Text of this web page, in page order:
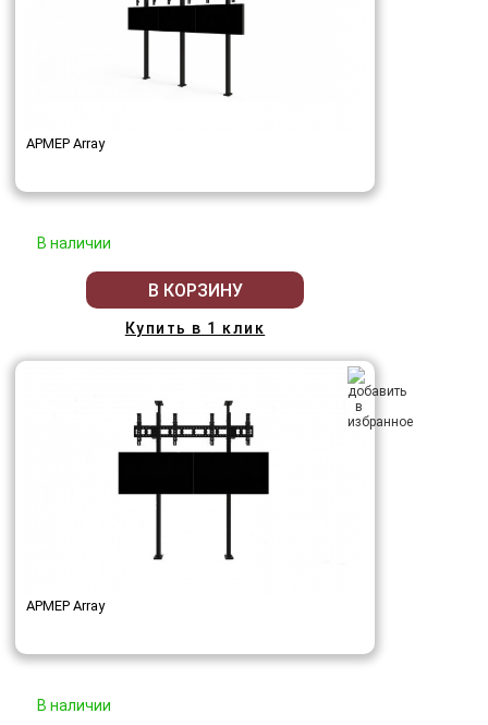
АРМЕР Array
В наличии
В КОРЗИНУ
Купить в 1 клик
АРМЕР Array
В наличии